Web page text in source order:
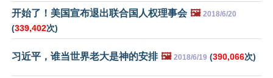
开始了！美国宣布退出联合国人权理事会 🖼️ 2018/6/20
(339,402次)
习近平，谁当世界老大是神的安排 🖼️ 2018/6/19 (390,066次)